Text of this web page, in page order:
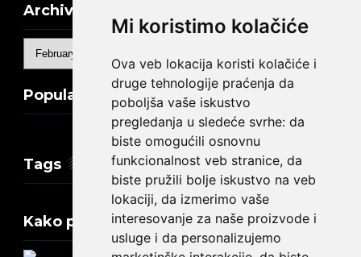
Mi koristimo kolačiće
Ova veb lokacija koristi kolačiće i
druge tehnologije praćenja da
poboljša vaše iskustvo
pregledanja u sledeće svrhe: da
biste omogućili osnovnu
funkcionalnost veb stranice, da
biste pružili bolje iskustvo na veb
lokaciji, da izmerimo vaše
interesovanje za naše proizvode i
usluge i da personalizujemo
Archive
Popular Posts
Tags
Kako promeniti tekst na engleskom?